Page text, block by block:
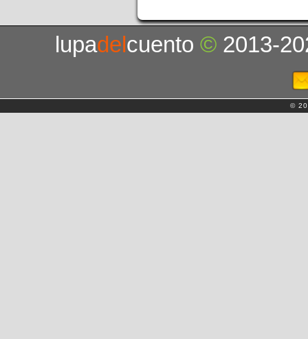
lupadelcuento© 2013-
©